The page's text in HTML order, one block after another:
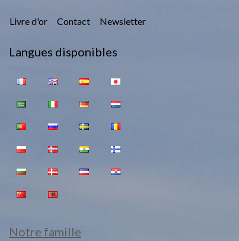
Livre d'or Contact Newsletter
Langues disponibles
Notre famille